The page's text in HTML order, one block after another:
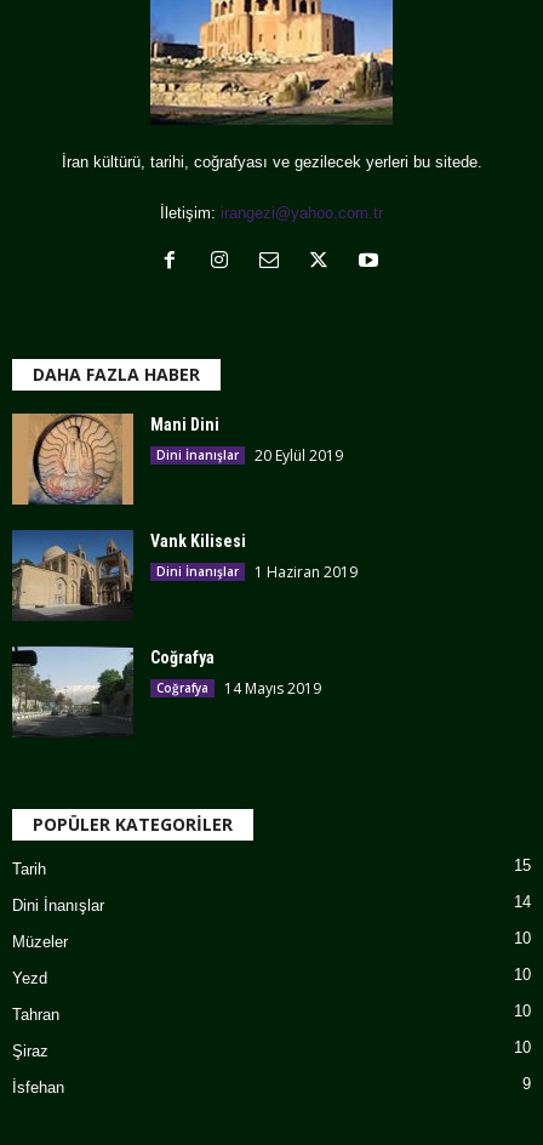
İran kültürü, tarihi, coğrafyası ve gezilecek yerleri bu sitede.
İletişim: irangezi@yahoo.com.tr
DAHA FAZLA HABER
Mani Dini
Dini İnanışlar 20 Eylül 2019
Vank Kilisesi
Dini İnanışlar 1 Haziran 2019
Coğrafya
Coğrafya 14 Mayıs 2019
POPÜLER KATEGORİLER
Tarih 15
Dini İnanışlar 14
Müzeler 10
Yezd 10
Tahran 10
Şiraz 10
İsfehan 9